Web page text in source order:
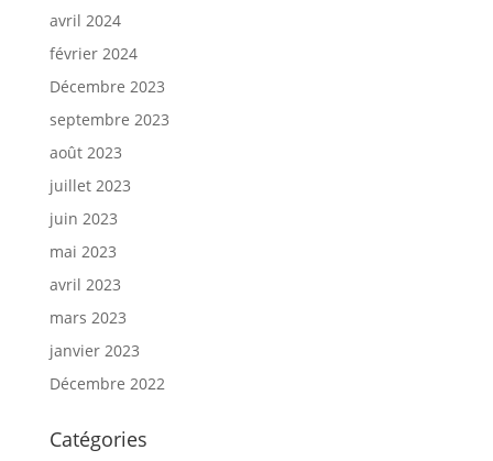
avril 2024
février 2024
Décembre 2023
septembre 2023
août 2023
juillet 2023
juin 2023
mai 2023
avril 2023
mars 2023
janvier 2023
Décembre 2022
Catégories